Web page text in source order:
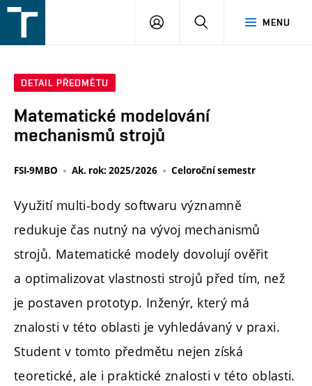
v
MENU
PŘIHLÁŠENÍ
DETAIL PŘEDMĚTU
Matematické modelování
mechanismů strojů
FSI-9MBO Ak. rok: 2025/2026 Celoroční semestr
Využití multi-body softwaru významně
redukuje čas nutný na vývoj mechanismů
strojů. Matematické modely dovolují ověřit
a optimalizovat vlastnosti strojů před tím, než
je postaven prototyp. Inženýr, který má
znalosti v této oblasti je vyhledávaný v praxi.
Student v tomto předmětu nejen získá
teoretické, ale i praktické znalosti v této oblasti.